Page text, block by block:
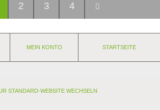
2 3 4
MEIN KONTO STARTSEITE
STANDARD-WEBSITE WECHSELN